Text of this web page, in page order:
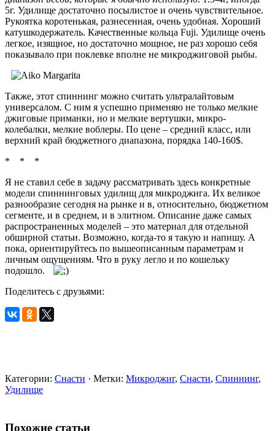
5г. Удилище достаточно посылистое и очень чувствительное.
Рукоятка коротенькая, разнесенная, очень удобная. Хороший
катушкодержатель. Качественные кольца Fuji. Удилище очень
легкое, изящное, но достаточно мощное, не раз хорошо себя
показывало при поклевке вполне не микроджиговой рыбы.
Также, этот спиннинг можно считать ультралайтовым
универсалом. С ним я успешно применяю не только мелкие
джиговые приманки, но и мелкие вертушки, микро-
колебалки, мелкие воблеры. По цене – средний класс, или
верхний край бюджетного диапазона, порядка 140-160$.
* * *
Я не ставил себе в задачу рассматривать здесь конкретные
модели спиннинговых удилищ для микроджига. Их великое
разнообразие сегодня на рынке и в, относительно, бюджетном
сегменте, и в среднем, и в элитном. Описание даже самых
распространенных моделей – это материал для отдельной
обширной статьи. Возможно, когда-то я такую и напишу. А
пока, ориентируйтесь по вышеописанным параметрам и
личным ощущениям. Что в руку легло и по кошельку
подошло.
Поделитесь с друзьями:
Категории: Снасти · Метки: Микроджиг, Снасти, Спиннинг,
Удилище
Похожие статьи